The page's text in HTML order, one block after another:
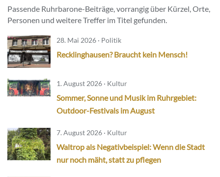
Passende Ruhrbarone-Beiträge, vorrangig über Kürzel, Orte,
Personen und weitere Treffer im Titel gefunden.
28. Mai 2026 · Politik
Recklinghausen? Braucht kein Mensch!
1. August 2026 · Kultur
Sommer, Sonne und Musik im Ruhrgebiet:
Outdoor-Festivals im August
7. August 2026 · Kultur
Waltrop als Negativbeispiel: Wenn die Stadt
nur noch mäht, statt zu pflegen